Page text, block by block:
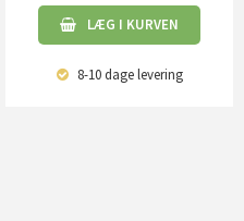
LÆG I KURVEN
8-10 dagelevering